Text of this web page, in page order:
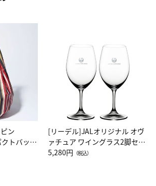
ン
トバッグ
LC）ス
[リーデル]JALオリジナル オヴ
ァチュア ワイングラス2脚セッ
ト（レッドワイン）
5,280円 （税込）